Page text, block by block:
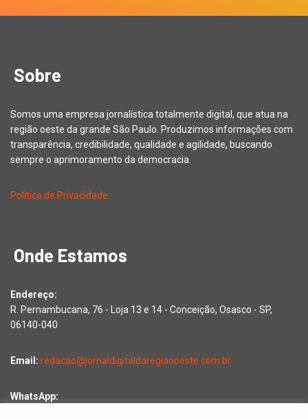
Sobre
Somos uma empresa jornalística totalmente digital, que atua na
região oeste da grande São Paulo. Produzimos informações com
transparência, credibilidade, qualidade e agilidade, buscando
sempre o aprimoramento da democracia.
Política de Privacidade
Onde Estamos
Endereço:
R. Pernambucana, 76 - Loja 13 e 14 - Conceição, Osasco - SP,
06140-040
Email: redacao@jornaldigitaldaregiaooeste.com.br
WhatsApp: